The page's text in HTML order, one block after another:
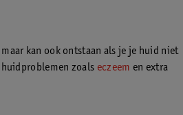
kan ook ontstaan als je je huid niet
zoals eczeem en extra